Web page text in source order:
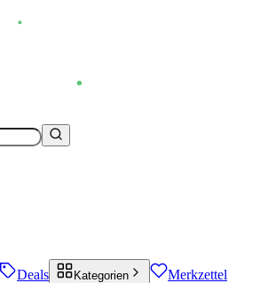
Deals Kategorien Merkzettel